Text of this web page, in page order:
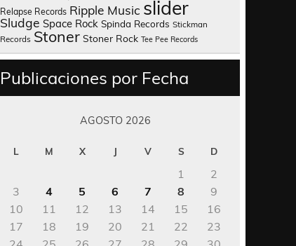
Relapse Records Ripple Music slider
Sludge Space Rock Spinda Records Stickman
Records Stoner Stoner Rock Tee Pee Records
Publicaciones por Fecha
AGOSTO 2026
L M X J V S D
1
2
3
4 5 6 7 8
9
10
11 12 13 14 15
16
17
18 19 20 21 22
23